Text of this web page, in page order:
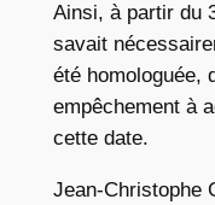
Ainsi, à partir du
savait
été homologuée,
empêchement à
cette date.
Jean-Christophe